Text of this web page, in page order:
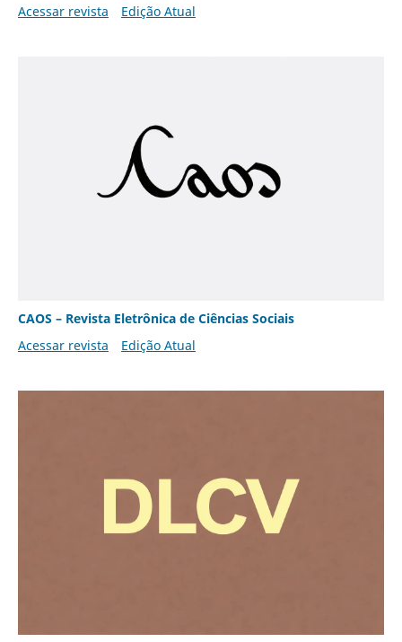
Acessar revista
Edição Atual
CAOS – Revista Eletrônica de Ciências Sociais
Acessar revista
Edição Atual